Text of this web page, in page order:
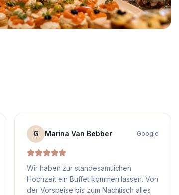
G Marina Van Bebber Google
Wir haben zur standesamtlichen
Hochzeit ein Buffet kommen lassen. Von
der Vorspeise bis zum Nachtisch alles